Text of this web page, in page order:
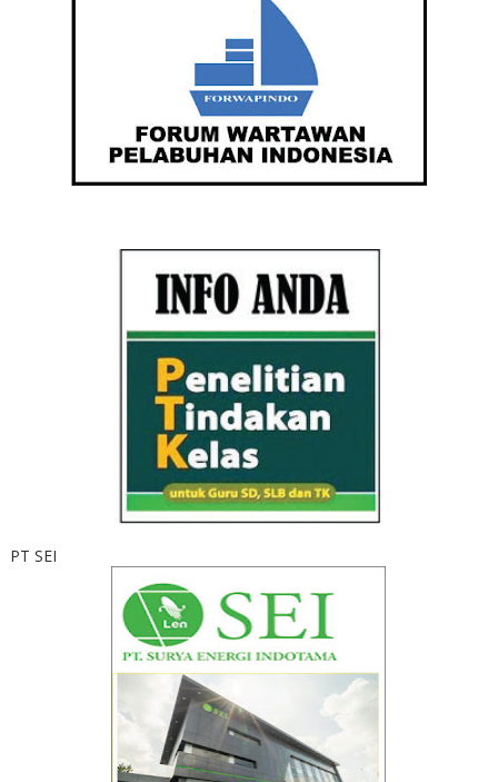
PT SEI